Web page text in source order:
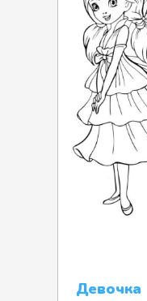
Девочка